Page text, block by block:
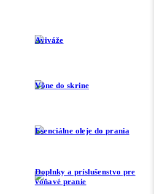
Aviváže
Vône do skrine
Esenciálne oleje do prania
Doplnky a príslušenstvo pre
voňavé pranie